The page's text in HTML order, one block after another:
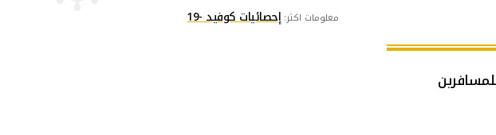
معلومات اكثر:إحصائيات كوفيد -19